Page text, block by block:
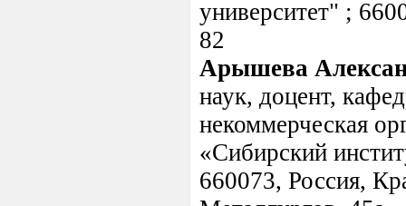
университет" ;
82
Арышева
наук, доцент,
некоммерческая
«Сибирский
660073, Россия,